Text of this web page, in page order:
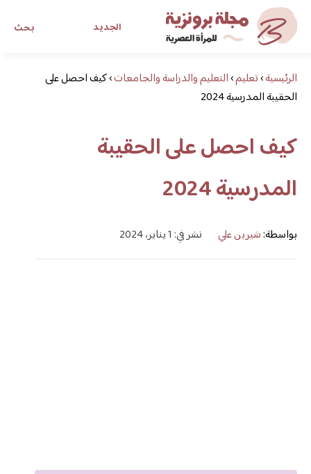
بحث الجديد
مجلة برونزية للفتاة العصريةالرئيسية›تعليم›التعليم والدراسة والجامعات›كيف احصل على
الحقيبة المدرسية 2024
كيف احصل على الحقيبة
المدرسية 2024
بواسطة:شيرين علي نشر في: 1 يناير، 2024